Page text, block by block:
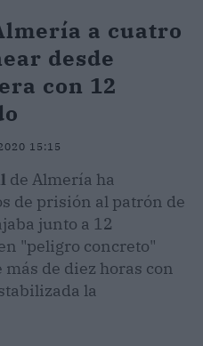
a cuatro
desde
con 12
15:15
de Almería ha
de prisión al patrón de
junto a 12
"peligro concreto"
de diez horas con
la